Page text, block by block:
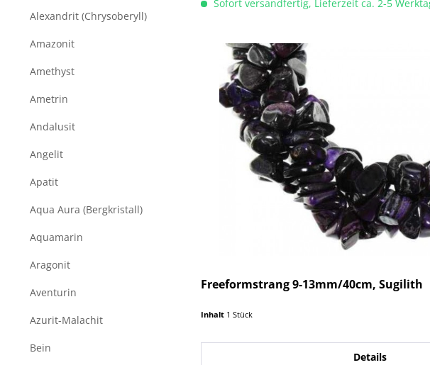
Alexandrit (Chrysoberyll)
Amazonit
Amethyst
Ametrin
Andalusit
Angelit
Apatit
Aqua Aura (Bergkristall)
Aquamarin
Aragonit
Aventurin
Azurit-Malachit
Bein
Sofort versandfertig, Lieferzeit ca. 2-5
Freeformstrang 9-13mm/40cm, Sugilith
Inhalt 1 Stück
Details